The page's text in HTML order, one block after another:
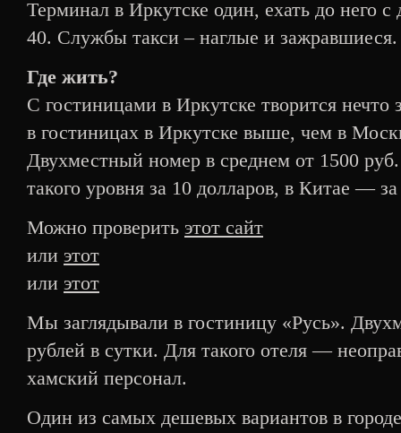
Терминал в Иркутске один, ехать до него
40. Службы такси – наглые и
Где жить?
С гостиницами в Иркутске творится
в гостиницах в Иркутске выше, чем в
Двухместный номер в среднем от 1500
такого уровня за 10 долларов, в Китае —
Можно проверить этот сайт
или этот
или этот
Мы заглядывали в гостиницу «Русь».
рублей в сутки. Для такого отеля —
хамский персонал.
Один из самых дешевых вариантов в